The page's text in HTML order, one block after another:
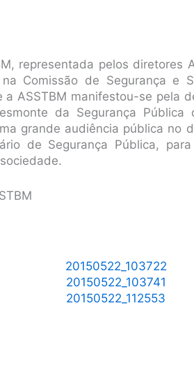
representada pelos diretores
Comissão de Segurança e
a ASSTBM manifestou-se pela
da Segurança Pública
grande audiência pública no
de Segurança Pública,